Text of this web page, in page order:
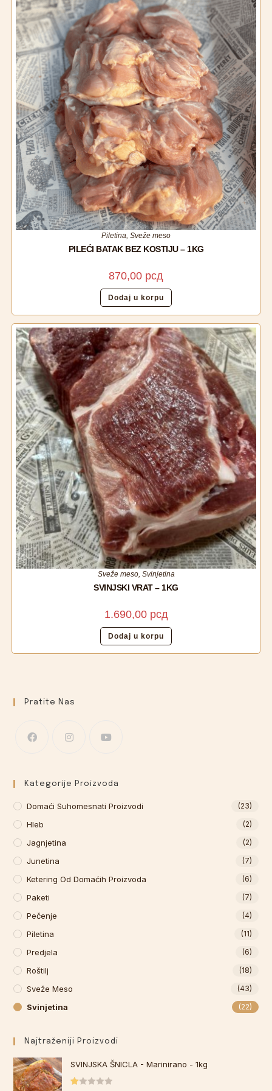
Piletina, Sveže meso
PILEĆI BATAK BEZ KOSTIJU – 1KG
870,00 рсд
Dodaj u korpu
Sveže meso, Svinjetina
SVINJSKI VRAT – 1KG
1.690,00 рсд
Dodaj u korpu
Pratite Nas
Kategorije Proizvoda
Domaći Suhomesnati Proizvodi (23)
Hleb (2)
Jagnjetina (2)
Junetina (7)
Ketering Od Domaćih Proizvoda (6)
Paketi (7)
Pečenje (4)
Piletina (11)
Predjela (6)
Roštilj (18)
Sveže Meso (43)
Svinjetina (22)
Najtraženiji Proizvodi
SVINJSKA ŠNICLA - Marinirano - 1kg